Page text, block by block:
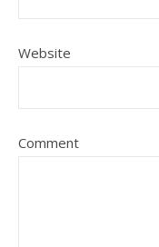
Website
Comment